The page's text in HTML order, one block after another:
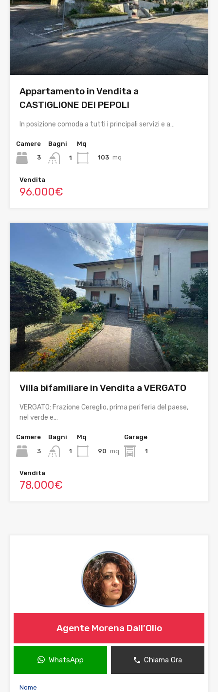
Appartamento in Vendita a
CASTIGLIONE DEI PEPOLI
In posizione comoda a tutti i principali servizi e a…
Camere
3
Bagni
1
Mq
103 mq
Vendita
96.000€
Villa bifamiliare in Vendita a VERGATO
VERGATO: Frazione Cereglio, prima periferia del paese,
nel verde e…
Camere
3
Bagni
1
Mq
90 mq
Garage
1
Vendita
78.000€
Agente Morena Dall’Olio
WhatsApp Chiama Ora
Nome